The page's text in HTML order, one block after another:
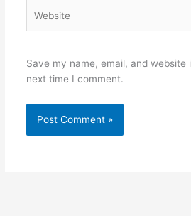
Save my name, email, and website
next time I comment.